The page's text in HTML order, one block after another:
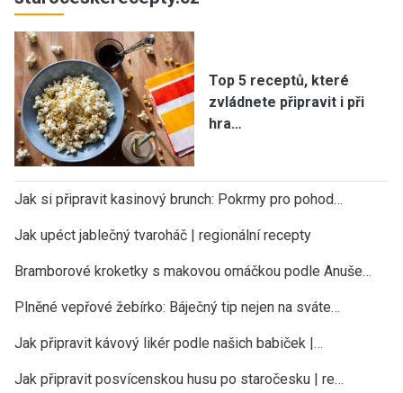
Top 5 receptů, které
zvládnete připravit i při
hra…
Jak si připravit kasinový brunch: Pokrmy pro pohod…
Jak upéct jablečný tvaroháč | regionální recepty
Bramborové kroketky s makovou omáčkou podle Anuše…
Plněné vepřové žebírko: Báječný tip nejen na sváte…
Jak připravit kávový likér podle našich babiček |…
Jak připravit posvícenskou husu po staročesku | re…